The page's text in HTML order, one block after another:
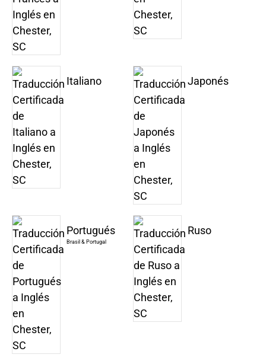
Italiano Japonés
Portugués
Brasil & Portugal
Ruso